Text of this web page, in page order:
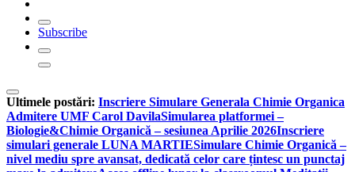
Subscribe
Ultimele postări: Inscriere Simulare Generala Chimie Organica
Admitere UMF Carol DavilaSimularea platformei –
Biologie&Chimie Organică – sesiunea Aprilie 2026Inscriere
simulari generale LUNA MARTIESimulare Chimie Organică –
nivel mediu spre avansat, dedicată celor care țintesc un punctaj